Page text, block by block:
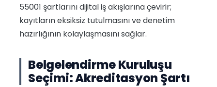
55001 şartlarını dijital iş akışlarına çevirir;
kayıtların eksiksiz tutulmasını ve denetim
hazırlığının kolaylaşmasını sağlar.
Belgelendirme Kuruluşu
Seçimi: Akreditasyon Şartı